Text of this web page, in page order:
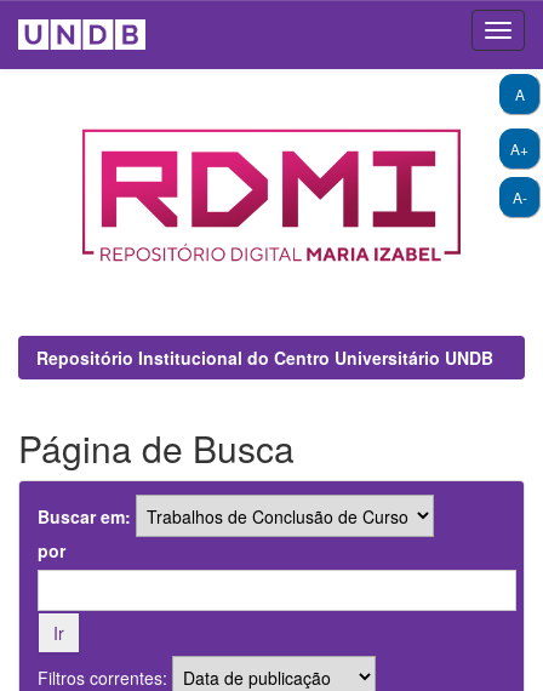
A+
A-
A
Repositório Institucional do Centro Universitário UNDB
Página de Busca
Buscar em:
por
Filtros correntes: